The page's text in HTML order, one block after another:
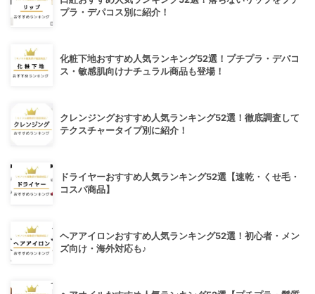
プラ・デパコス別に紹介！
化粧下地おすすめ人気ランキング52選！プチプラ・デパコ
ス・敏感肌向けナチュラル商品も登場！
クレンジングおすすめ人気ランキング52選！徹底調査して
テクスチャータイプ別に紹介！
ドライヤーおすすめ人気ランキング52選【速乾・くせ毛・
コスパ商品】
ヘアアイロンおすすめ人気ランキング52選！初心者・メン
ズ向け・海外対応も♪